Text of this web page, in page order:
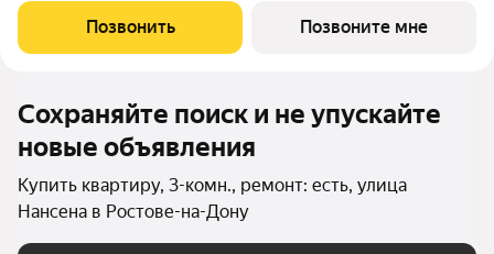
ужинов. Светлые жилые комнаты общей площадью
15,85/9,48/12,72 м обеспечивают комфортное
Позвонить Позвоните мне
Сохраняйте поиск и не упускайте
новые объявления
Купить квартиру, 3-комн., ремонт: есть, улица
Нансена в Ростове-на-Дону